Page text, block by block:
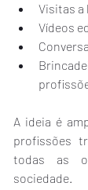
Visitas a
Vídeos
A ideia é
profissões
todas as
sociedade.